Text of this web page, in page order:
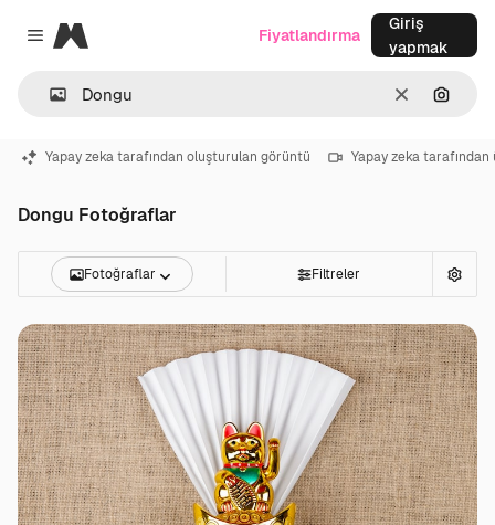
Close menu
Magnific
Temizlemek
Fiyatlandırma
Giriş
yapmak
Yapay zeka tarafından oluşturulan görüntü Yapay zeka
Dongu Fotoğraflar
Fotoğraflar Filtreler